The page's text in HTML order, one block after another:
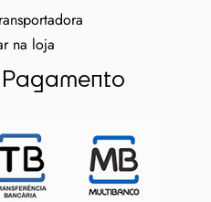
na loja